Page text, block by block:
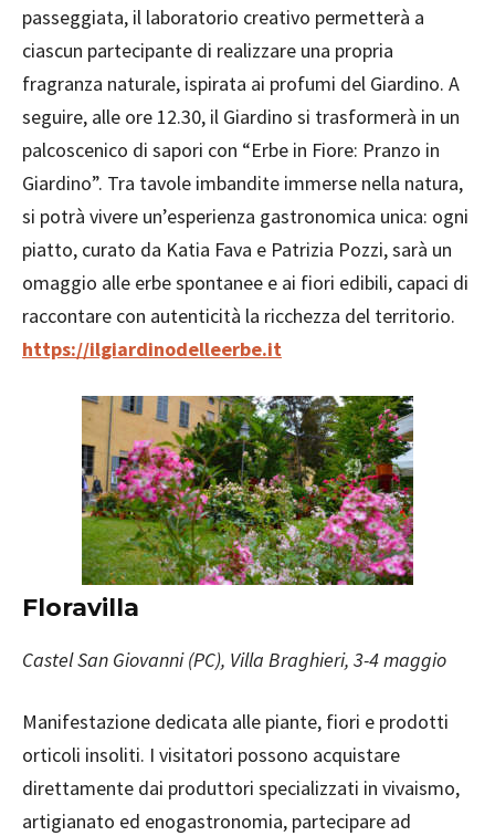
passeggiata, il laboratorio creativo permetterà a
ciascun partecipante di realizzare una propria
fragranza naturale, ispirata ai profumi del Giardino. A
seguire, alle ore 12.30, il Giardino si trasformerà in un
palcoscenico di sapori con “Erbe in Fiore: Pranzo in
Giardino”. Tra tavole imbandite immerse nella natura,
si potrà vivere un’esperienza gastronomica unica: ogni
piatto, curato da Katia Fava e Patrizia Pozzi, sarà un
omaggio alle erbe spontanee e ai fiori edibili, capaci di
raccontare con autenticità la ricchezza del territorio.
https://ilgiardinodelleerbe.it
Floravilla
Castel San Giovanni (PC), Villa Braghieri, 3-4 maggio
Manifestazione dedicata alle piante, fiori e prodotti
orticoli insoliti. I visitatori possono acquistare
direttamente dai produttori specializzati in vivaismo,
artigianato ed enogastronomia, partecipare ad